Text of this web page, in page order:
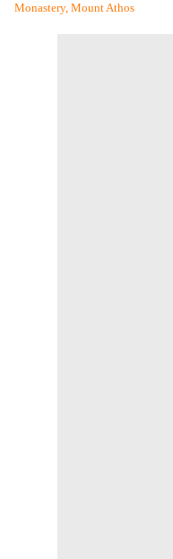
Monastery, Mount Athos